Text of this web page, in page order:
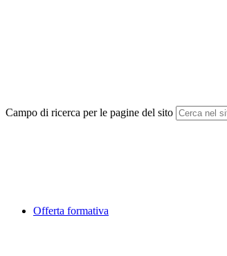
Campo di ricerca per le pagine del sito
Offerta formativa